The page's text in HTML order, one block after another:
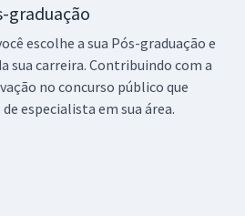
graduação
escolhe a sua Pós-graduação e
sua carreira. Contribuindo com a
no concurso público que
especialista em sua área.